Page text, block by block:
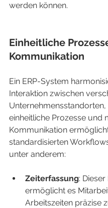
werden können.
Einheitliche
Kommunikation
Ein ERP-System
Interaktion zwischen
Unternehmensstandorten,
einheitliche Prozesse und
Kommunikation
standardisierten
unter anderem:
Zeiterfassung:
ermöglicht es
Arbeitszeiten präzise